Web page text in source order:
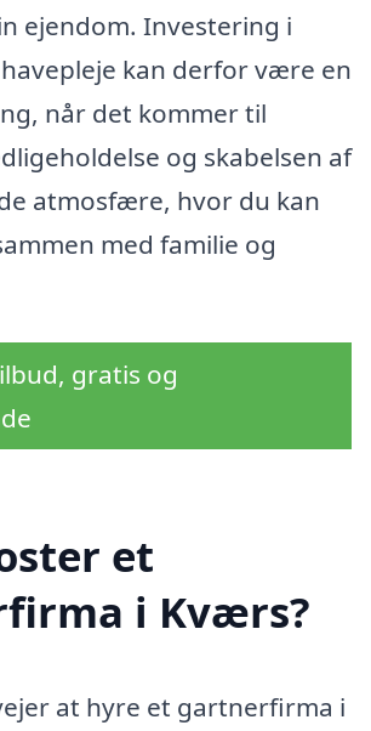
ejendom. Investering i
kan derfor være en
når det kommer til
og skabelsen af
atmosfære, hvor du kan
med familie og
gratis og
et
i Kværs?
at hyre et gartnerfirma i